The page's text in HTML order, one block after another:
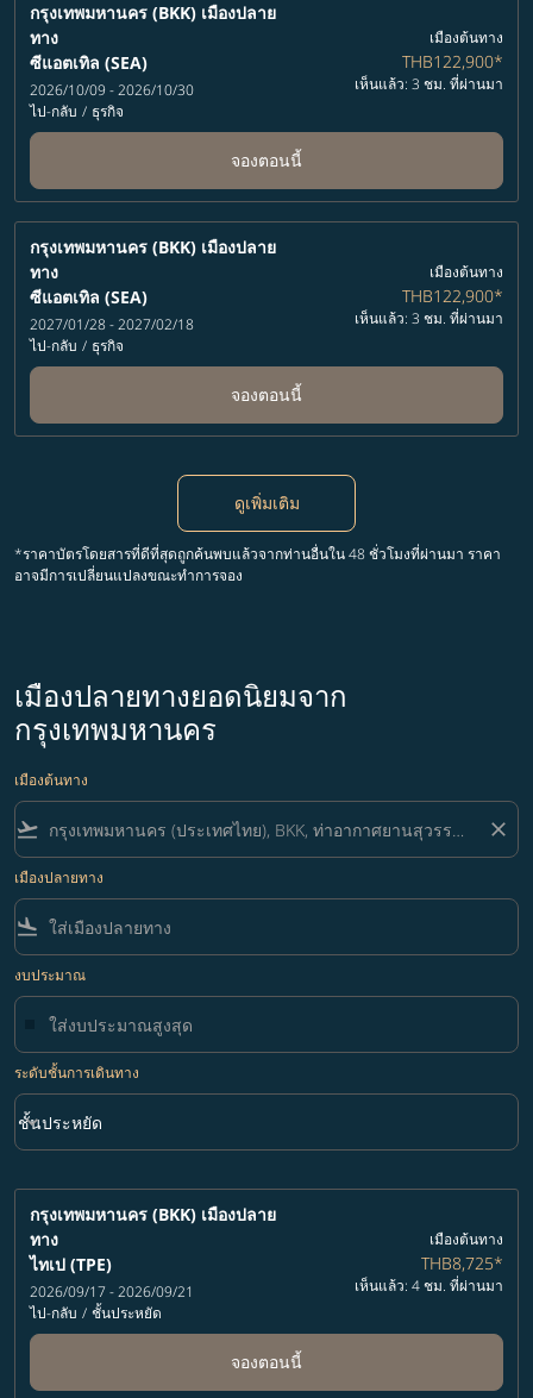
กรุงเทพมหานคร (BKK) เมืองปลาย
ทาง
ซีแอตเทิล (SEA)
2026/10/09 - 2026/10/30
ไป-กลับ / ธุรกิจ
เมืองต้นทาง
THB122,900*
เห็นแล้ว: 3 ชม. ที่ผ่านมา
จองตอนนี้
กรุงเทพมหานคร (BKK) เมืองปลาย
ทาง
ซีแอตเทิล (SEA)
2027/01/28 - 2027/02/18
ไป-กลับ / ธุรกิจ
เมืองต้นทาง
THB122,900*
เห็นแล้ว: 3 ชม. ที่ผ่านมา
จองตอนนี้
ดูเพิ่มเติม
*ราคาบัตรโดยสารที่ดีที่สุดถูกค้นพบแล้วจากท่านอื่นใน 48 ชั่วโมงที่ผ่านมา ราคา
อาจมีการเปลี่ยนแปลงขณะทำการจอง
เมืองปลายทางยอดนิยมจาก
กรุงเทพมหานคร
เมืองต้นทาง
flight_takeoff close
เมืองปลายทาง
flight_land
งบประมาณ
ระดับชั้นการเดินทาง
ระดับชั้นการเดินทาง option ชั้นประหยัด Selected
ชั้นประหยัด
keyboard_arrow_down
กรุงเทพมหานคร (BKK) เมืองปลาย
ทาง
ไทเป (TPE)
2026/09/17 - 2026/09/21
ไป-กลับ / ชั้นประหยัด
เมืองต้นทาง
THB8,725*
เห็นแล้ว: 4 ชม. ที่ผ่านมา
จองตอนนี้